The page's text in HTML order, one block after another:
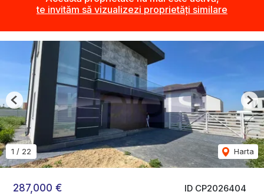
te invităm să vizualizezi proprietăți similare
ID CP2026404
287,000 €
1 / 22 Harta
Previous